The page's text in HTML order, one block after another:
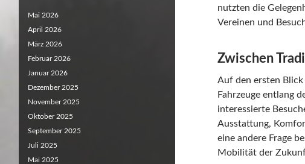
nutzten die
Vereinen und
Zwischen
Auf den ersten
Fahrzeuge entlang
interessierte
Ausstattung,
eine andere Frage
Mobilität der
Mai 2026
April 2026
März 2026
Februar 2026
Januar 2026
Dezember 2025
November 2025
Oktober 2025
September 2025
Juli 2025
Mai 2025